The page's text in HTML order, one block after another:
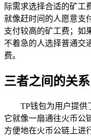
际需求选择合适的矿工
就像赶时间的人愿意支
支付较高的矿工费；如
不着急的人选择普通交
费。
三者之间的关系
TP钱包为用户提供
它就像一扇通往火币公
方便地在火币公链上进